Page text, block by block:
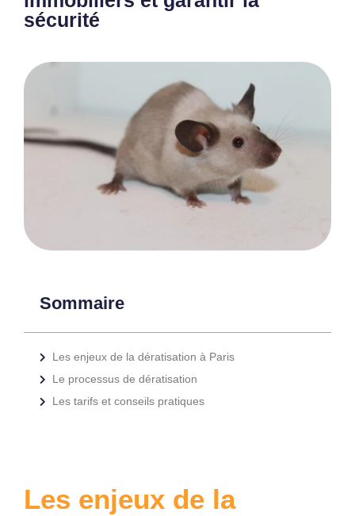
sécurité
Sommaire
Les enjeux de la dératisation à Paris
Le processus de dératisation
Les tarifs et conseils pratiques
Les enjeux de la